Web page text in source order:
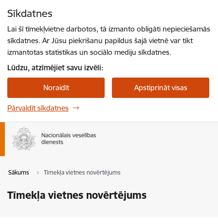
Sīkdatnes
Lai šī tīmekļvietne darbotos, tā izmanto obligāti nepieciešamās
sīkdatnes. Ar Jūsu piekrišanu papildus šajā vietnē var tikt
izmantotas statistikas un sociālo mediju sīkdatnes.
Lūdzu, atzīmējiet savu izvēli:
Noraidīt Apstiprināt visas
Pārvaldīt sīkdatnes
Sākums Tīmekļa vietnes novērtējums
Tīmekļa vietnes novērtējums